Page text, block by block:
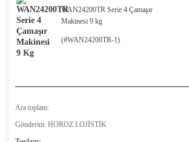
WAN24200TR Serie 4 Çamaşır
Makinesi 9 kg
(#WAN24200TR-1)
Ara toplam:
Gönderim: HOROZ LOJİSTİK